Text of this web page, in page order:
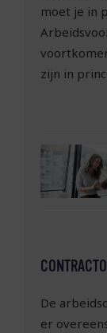
moet je in
zijn in
De
er